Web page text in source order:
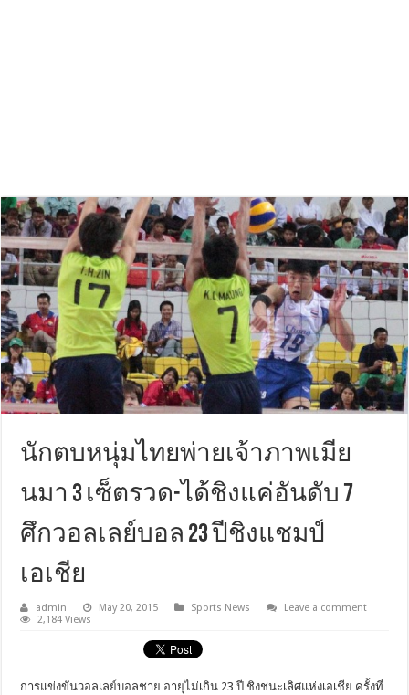
นักตบหนุ่มไทยพ่ายเจ้าภาพเมีย
นมา 3 เซ็ตรวด-ได้ชิงแค่อันดับ 7
ศึกวอลเลย์บอล 23 ปีชิงแชมป์
เอเชีย
admin May 20, 2015 Sports News
Leave a comment
2,184 Views
การแข่งขันวอลเลย์บอลชาย อายุไม่เกิน 23 ปี ชิงชนะเลิศแห่งเอเชีย ครั้งที่